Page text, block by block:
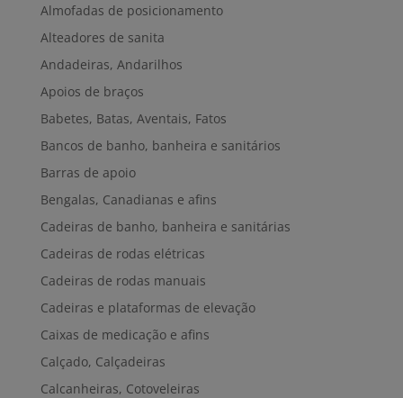
Almofadas de posicionamento
Alteadores de sanita
Andadeiras, Andarilhos
Apoios de braços
Babetes, Batas, Aventais, Fatos
Bancos de banho, banheira e sanitários
Barras de apoio
Bengalas, Canadianas e afins
Cadeiras de banho, banheira e sanitárias
Cadeiras de rodas elétricas
Cadeiras de rodas manuais
Cadeiras e plataformas de elevação
Caixas de medicação e afins
Calçado, Calçadeiras
Calcanheiras, Cotoveleiras